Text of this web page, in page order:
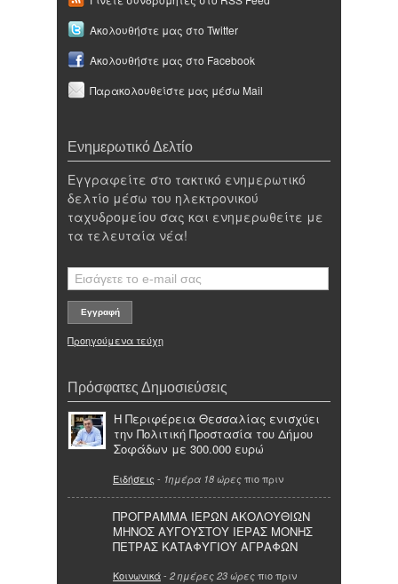
Ακολουθήστε μας στο Twitter
Ακολουθήστε μας στο Facebook
Παρακολουθείστε μας μέσω Mail
Ενημερωτικό Δελτίο
Εγγραφείτε στο τακτικό ενημερωτικό
δελτίο μέσω του ηλεκτρονικού
ταχυδρομείου σας και ενημερωθείτε με
τα τελευταία νέα!
Προηγούμενα τεύχη
Πρόσφατες Δημοσιεύσεις
Η Περιφέρεια Θεσσαλίας ενισχύει
την Πολιτική Προστασία του Δήμου
Σοφάδων με 300.000 ευρώ
Ειδήσεις - 1ημέρα 18 ώρες πιο πριν
ΠΡΟΓΡΑΜΜΑ ΙΕΡΩΝ ΑΚΟΛΟΥΘΙΩΝ
ΜΗΝΟΣ ΑΥΓΟΥΣΤΟΥ ΙΕΡΑΣ ΜΟΝΗΣ
ΠΕΤΡΑΣ ΚΑΤΑΦΥΓΙΟΥ ΑΓΡΑΦΩΝ
Κοινωνικά- 2 ημέρες 23 ώρες πιο πριν